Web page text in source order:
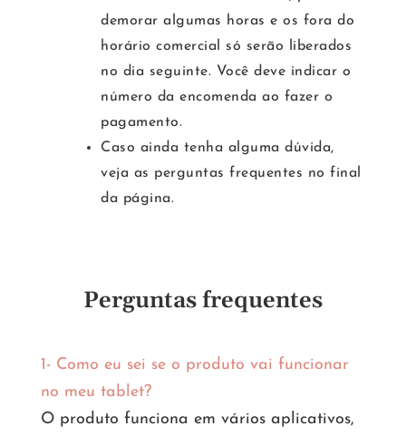
demorar algumas horas e os fora do
horário comercial só serão liberados
no dia seguinte. Você deve indicar o
número da encomenda ao fazer o
pagamento.
Caso ainda tenha alguma dúvida,
veja as perguntas frequentes no final
da página.
Perguntas frequentes
1- Como eu sei se o produto vai funcionar
no meu tablet?
O produto funciona em vários aplicativos,